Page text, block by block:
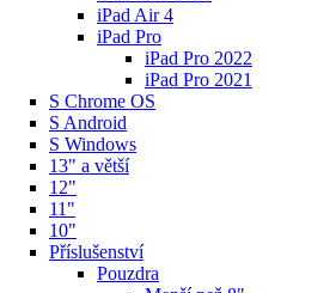
iPad Air 4
iPad Pro
iPad Pro 2022
iPad Pro 2021
S Chrome OS
S Android
S Windows
13" a větší
12"
11"
10"
Příslušenství
Pouzdra